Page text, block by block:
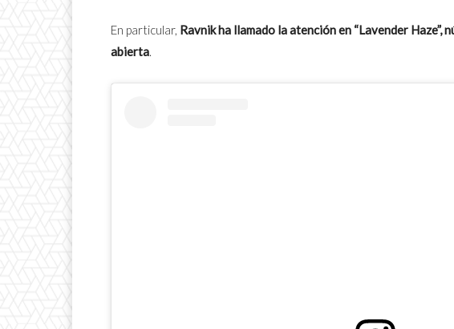
En particular, Ravnik ha llamado la atención en “Lavender Haze”,
abierta.